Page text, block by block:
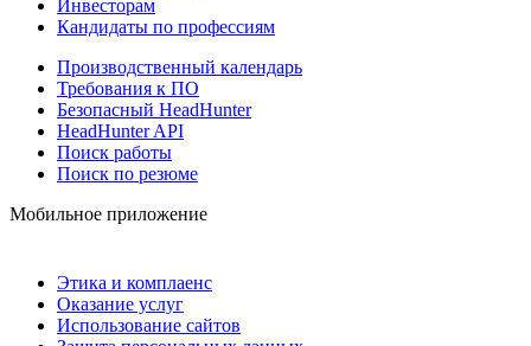
Инвесторам
Кандидаты по профессиям
Производственный календарь
Требования к ПО
Безопасный HeadHunter
HeadHunter API
Поиск работы
Поиск по резюме
Мобильное приложение
Этика и комплаенс
Оказание услуг
Использование сайтов